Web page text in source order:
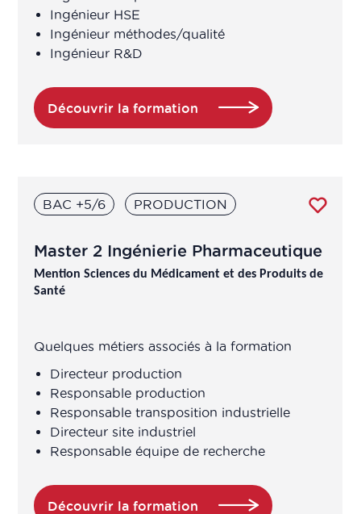
(HEOR) (en industries de santé ou
entreprises de santé)
Chef de projet IA / data / Digital /
données de vie réelle (en industries
Chef de projet IA / data / Digital /
données de vie réelle (en institutions
ou autorités de santé)
Chef de projet innovation (en
industries de santé ou entreprises de
Ingénieur HSE
Ingénieur méthodes/qualité
Ingénieur R&D
Découvrir la formation
BAC +5/6 PRODUCTION
Master 2 Ingénierie Pharmaceutique
Mention Sciences du Médicament et des Produits de
Santé
Quelques métiers associés à la formation
Directeur production
Responsable production
Responsable transposition industrielle
Directeur site industriel
Responsable équipe de recherche
Découvrir la formation